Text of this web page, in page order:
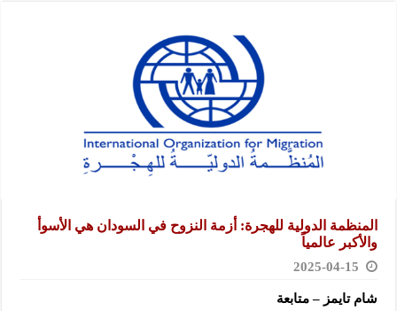
المنظمة الدولية للهجرة: أزمة النزوح في السودان هي الأسوأ
والأكبر عالمياً
2025-04-15
شام تايمز – متابعة